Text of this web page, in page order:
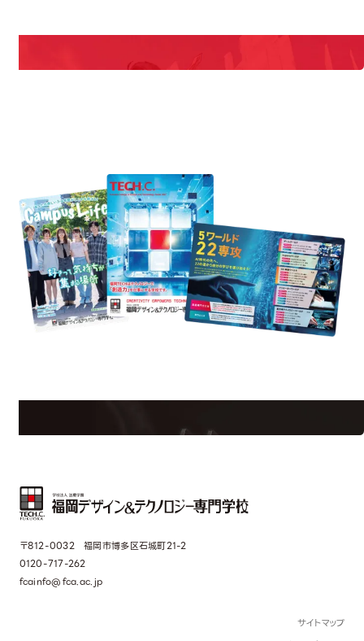
Information
〒812-0032 福岡市博多区石城町21-2
0120-717-262
fcainfo@fca.ac.jp
サイトマップ